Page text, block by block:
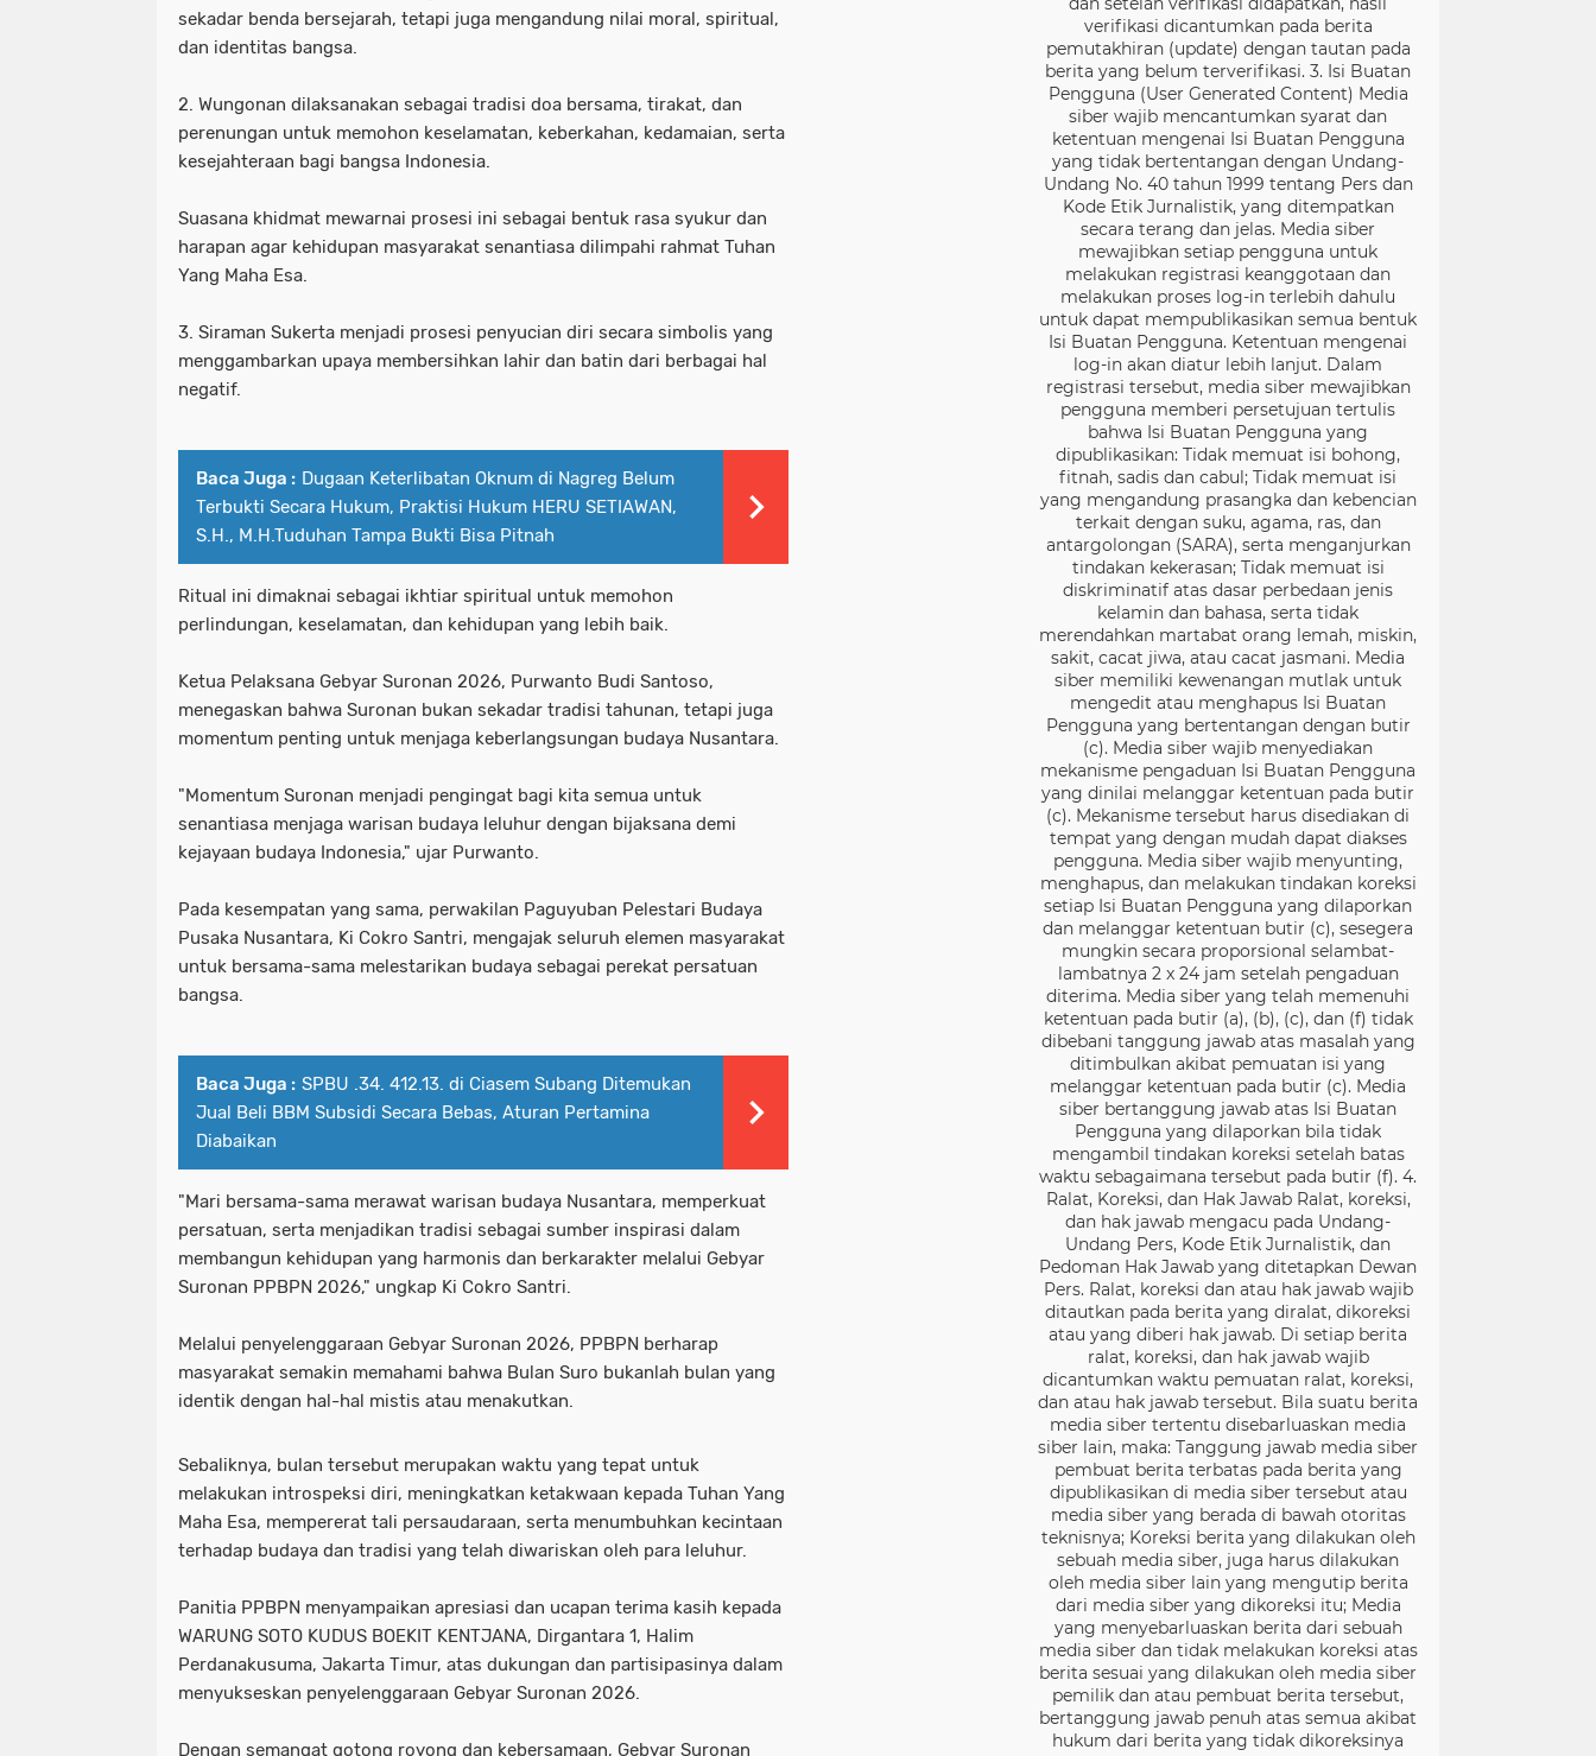
sekadar benda bersejarah, tetapi juga mengandung nilai moral, spiritual,
dan identitas bangsa.
2. Wungonan dilaksanakan sebagai tradisi doa bersama, tirakat, dan
perenungan untuk memohon keselamatan, keberkahan, kedamaian, serta
kesejahteraan bagi bangsa Indonesia.
Suasana khidmat mewarnai prosesi ini sebagai bentuk rasa syukur dan
harapan agar kehidupan masyarakat senantiasa dilimpahi rahmat Tuhan
Yang Maha Esa.
3. Siraman Sukerta menjadi prosesi penyucian diri secara simbolis yang
menggambarkan upaya membersihkan lahir dan batin dari berbagai hal
negatif.
Baca Juga : Dugaan Keterlibatan Oknum di Nagreg Belum
Terbukti Secara Hukum, Praktisi Hukum HERU SETIAWAN,
S.H., M.H.Tuduhan Tampa Bukti Bisa Pitnah
Ritual ini dimaknai sebagai ikhtiar spiritual untuk memohon
perlindungan, keselamatan, dan kehidupan yang lebih baik.
Ketua Pelaksana Gebyar Suronan 2026, Purwanto Budi Santoso,
menegaskan bahwa Suronan bukan sekadar tradisi tahunan, tetapi juga
momentum penting untuk menjaga keberlangsungan budaya Nusantara.
"Momentum Suronan menjadi pengingat bagi kita semua untuk
senantiasa menjaga warisan budaya leluhur dengan bijaksana demi
kejayaan budaya Indonesia," ujar Purwanto.
Pada kesempatan yang sama, perwakilan Paguyuban Pelestari Budaya
Pusaka Nusantara, Ki Cokro Santri, mengajak seluruh elemen masyarakat
untuk bersama-sama melestarikan budaya sebagai perekat persatuan
bangsa.
Baca Juga : SPBU .34. 412.13. di Ciasem Subang Ditemukan
Jual Beli BBM Subsidi Secara Bebas, Aturan Pertamina
Diabaikan
"Mari bersama-sama merawat warisan budaya Nusantara, memperkuat
persatuan, serta menjadikan tradisi sebagai sumber inspirasi dalam
membangun kehidupan yang harmonis dan berkarakter melalui Gebyar
Suronan PPBPN 2026," ungkap Ki Cokro Santri.
Melalui penyelenggaraan Gebyar Suronan 2026, PPBPN berharap
masyarakat semakin memahami bahwa Bulan Suro bukanlah bulan yang
identik dengan hal-hal mistis atau menakutkan.
Sebaliknya, bulan tersebut merupakan waktu yang tepat untuk
melakukan introspeksi diri, meningkatkan ketakwaan kepada Tuhan Yang
Maha Esa, mempererat tali persaudaraan, serta menumbuhkan kecintaan
terhadap budaya dan tradisi yang telah diwariskan oleh para leluhur.
Panitia PPBPN menyampaikan apresiasi dan ucapan terima kasih kepada
WARUNG SOTO KUDUS BOEKIT KENTJANA, Dirgantara 1, Halim
Perdanakusuma, Jakarta Timur, atas dukungan dan partisipasinya dalam
menyukseskan penyelenggaraan Gebyar Suronan 2026.
Dengan semangat gotong royong dan kebersamaan, Gebyar Suronan
verifikasi dicantumkan pada berita
pemutakhiran (update) dengan tautan pada
berita yang belum terverifikasi. 3. Isi Buatan
Pengguna (User Generated Content) Media
siber wajib mencantumkan syarat dan
ketentuan mengenai Isi Buatan Pengguna
yang tidak bertentangan dengan Undang-
Undang No. 40 tahun 1999 tentang Pers dan
Kode Etik Jurnalistik, yang ditempatkan
secara terang dan jelas. Media siber
mewajibkan setiap pengguna untuk
melakukan registrasi keanggotaan dan
melakukan proses log-in terlebih dahulu
untuk dapat mempublikasikan semua bentuk
Isi Buatan Pengguna. Ketentuan mengenai
log-in akan diatur lebih lanjut. Dalam
registrasi tersebut, media siber mewajibkan
pengguna memberi persetujuan tertulis
bahwa Isi Buatan Pengguna yang
dipublikasikan: Tidak memuat isi bohong,
fitnah, sadis dan cabul; Tidak memuat isi
yang mengandung prasangka dan kebencian
terkait dengan suku, agama, ras, dan
antargolongan (SARA), serta menganjurkan
tindakan kekerasan; Tidak memuat isi
diskriminatif atas dasar perbedaan jenis
kelamin dan bahasa, serta tidak
merendahkan martabat orang lemah, miskin,
sakit, cacat jiwa, atau cacat jasmani. Media
siber memiliki kewenangan mutlak untuk
mengedit atau menghapus Isi Buatan
Pengguna yang bertentangan dengan butir
(c). Media siber wajib menyediakan
mekanisme pengaduan Isi Buatan Pengguna
yang dinilai melanggar ketentuan pada butir
(c). Mekanisme tersebut harus disediakan di
tempat yang dengan mudah dapat diakses
pengguna. Media siber wajib menyunting,
menghapus, dan melakukan tindakan koreksi
setiap Isi Buatan Pengguna yang dilaporkan
dan melanggar ketentuan butir (c), sesegera
mungkin secara proporsional selambat-
lambatnya 2 x 24 jam setelah pengaduan
diterima. Media siber yang telah memenuhi
ketentuan pada butir (a), (b), (c), dan (f) tidak
dibebani tanggung jawab atas masalah yang
ditimbulkan akibat pemuatan isi yang
melanggar ketentuan pada butir (c). Media
siber bertanggung jawab atas Isi Buatan
Pengguna yang dilaporkan bila tidak
mengambil tindakan koreksi setelah batas
waktu sebagaimana tersebut pada butir (f). 4.
Ralat, Koreksi, dan Hak Jawab Ralat, koreksi,
dan hak jawab mengacu pada Undang-
Undang Pers, Kode Etik Jurnalistik, dan
Pedoman Hak Jawab yang ditetapkan Dewan
Pers. Ralat, koreksi dan atau hak jawab wajib
ditautkan pada berita yang diralat, dikoreksi
atau yang diberi hak jawab. Di setiap berita
ralat, koreksi, dan hak jawab wajib
dicantumkan waktu pemuatan ralat, koreksi,
dan atau hak jawab tersebut. Bila suatu berita
media siber tertentu disebarluaskan media
siber lain, maka: Tanggung jawab media siber
pembuat berita terbatas pada berita yang
dipublikasikan di media siber tersebut atau
media siber yang berada di bawah otoritas
teknisnya; Koreksi berita yang dilakukan oleh
sebuah media siber, juga harus dilakukan
oleh media siber lain yang mengutip berita
dari media siber yang dikoreksi itu; Media
yang menyebarluaskan berita dari sebuah
media siber dan tidak melakukan koreksi atas
berita sesuai yang dilakukan oleh media siber
pemilik dan atau pembuat berita tersebut,
bertanggung jawab penuh atas semua akibat
hukum dari berita yang tidak dikoreksinya